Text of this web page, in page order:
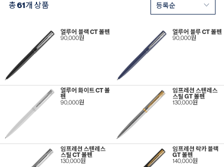
총61개 상품
얼루어 블랙 CT 볼펜
90,000원
얼루어 블루 CT 볼펜
90,000원
얼루어 화이트 CT 볼
펜
90,000원
임프레션 스텐레스
스틸 GT 볼펜
130,000원
임프레션 스텐레스
스틸 CT 볼펜
130,000원
임프레션 락카 블랙
GT 볼펜
140,000원